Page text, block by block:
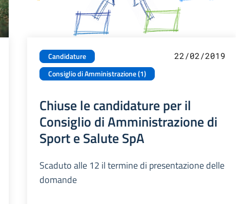
Candidature
Consiglio di Amministrazione (1)
22/02/2019
Chiuse le candidature per il
Consiglio di Amministrazione di
Sport e Salute SpA
Scaduto alle 12 il termine di presentazione delle
domande